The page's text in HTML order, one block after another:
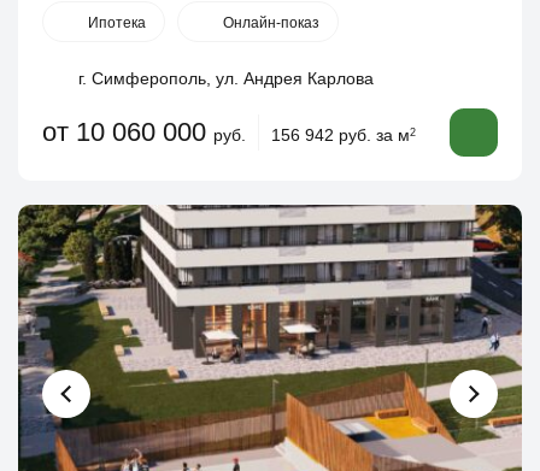
Ипотека Онлайн-показ
г. Симферополь, ул. Андрея Карлова
от 10 060 000 руб. 156 942 руб. за м2